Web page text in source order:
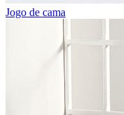
Jogo de cama